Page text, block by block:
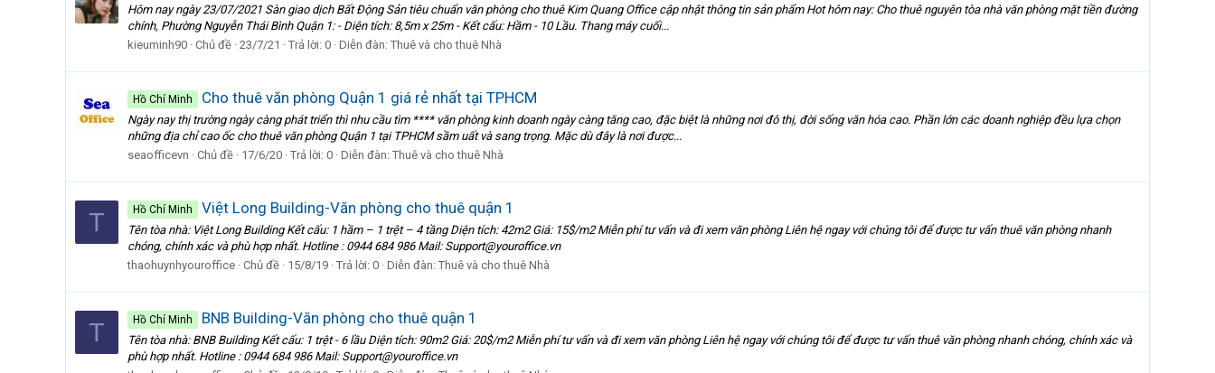
Hôm nay ngày 23/07/2021 Sàn giao dịch Bất Động Sản tiêu chuẩn văn phòng cho thuê Kim Quang Office cập nhật thông tin sản phẩm Hot hôm nay: Cho thuê nguyên tòa nhà văn phòng mặt tiền đường
chính, Phường Nguyễn Thái Bình Quận 1: - Diện tích: 8,5m x 25m - Kết cấu: Hầm - 10 Lầu. Thang máy cuối...
kieuminh90 Chủ đề 23/7/21 Trả lời: 0 Diễn đàn: Thuê và cho thuê Nhà
Hồ Chí Minh Cho thuê văn phòng Quận 1 giá rẻ nhất tại TPHCM
Ngày nay thị trường ngày càng phát triển thì nhu cầu tìm **** văn phòng kinh doanh ngày càng tăng cao, đặc biệt là những nơi đô thị, đời sống văn hóa cao. Phần lớn các doanh nghiệp đều lựa chọn
những địa chỉ cao ốc cho thuê văn phòng Quận 1 tại TPHCM sầm uất và sang trọng. Mặc dù đây là nơi được...
seaofficevn
Chủ đề 17/6/20 Trả lời: 0 Diễn đàn: Thuê và cho thuê Nhà
T Hồ Chí Minh Việt Long Building-Văn phòng cho thuê quận 1
Tên tòa nhà: Việt Long Building Kết cấu: 1 hầm – 1 trệt – 4 tầng Diện tích: 42m2 Giá: 15$/m2 Miễn phí tư vấn và đi xem văn phòng Liên hệ ngay với chúng tôi để được tư vấn thuê văn phòng nhanh
chóng, chính xác và phù hợp nhất. Hotline : 0944 684 986 Mail: Support@youroffice.vn
thaohuynhyouroffice Chủ đề 15/8/19 Trả lời: 0 Diễn đàn: Thuê và cho thuê Nhà
T Hồ Chí Minh BNB Building-Văn phòng cho thuê quận 1
Tên tòa nhà: BNB Building Kết cấu: 1 trệt - 6 lầu Diện tích: 90m2 Giá: 20$/m2 Miễn phí tư vấn và đi xem văn phòng Liên hệ ngay với chúng tôi để được tư vấn thuê văn phòng nhanh chóng, chính xác và
phù hợp nhất. Hotline : 0944 684 986 Mail: Support@youroffice.vn